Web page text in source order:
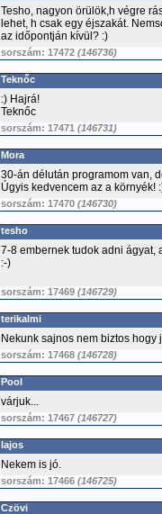
Tesho, nagyon örülök,h végre
lehet, h csak egy éjszakát.
az időpontján kívül? :)
sorszám: 17472 (146736)
Teknőc
:) Hajrá!
Teknőc
sorszám: 17471 (146731)
Mora
30-án délután programom van,
Úgyis kedvencem az a környék!
sorszám: 17470 (146730)
tesho
7-8 embernek tudok adni ágyat,
:-)
sorszám: 17469 (146729)
terikalmi
Nekunk sajnos nem biztos
sorszám: 17468 (146728)
Pool
várjuk...
sorszám: 17467 (146727)
lajos
Nekem is jó.
sorszám: 17466 (146725)
Czövi